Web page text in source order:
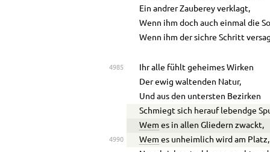
Ein andrer Zauberey verklagt,
Wenn ihm doch auch einmal die
Wenn ihm der sichre Schritt
4985
Ihr alle fühlt geheimes Wirken
Der ewig waltenden Natur,
Und aus den untersten Bezirken
Schmiegt sich herauf lebendge
Wem es in allen Gliedern zwackt,
4990 Wem es unheimlich wird am Platz,